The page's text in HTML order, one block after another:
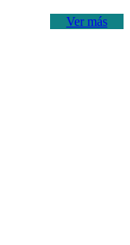
Ver más